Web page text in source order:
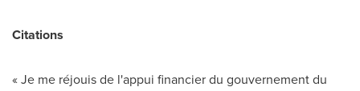
Citations
« Je me réjouis de l'appui financier du gouvernement du